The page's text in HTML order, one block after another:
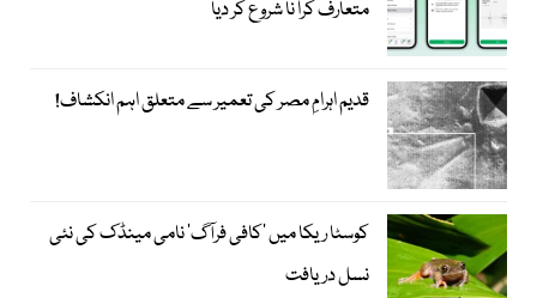
متعارف کرا نا شروع کر دیا
قدیم اہرامِ مصر کی تعمیر سے متعلق اہم انکشاف!
کوسٹا ریکا میں 'کافی فرآگ' نامی مینڈک کی نئی
نسل دریافت